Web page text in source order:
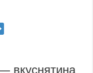
вкуснятина